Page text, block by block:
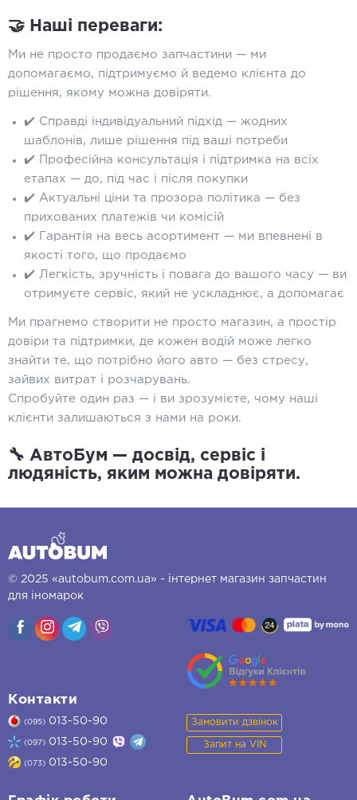
🤝 Наші переваги:
Ми не просто продаємо запчастини — ми
допомагаємо, підтримуємо й ведемо клієнта до
рішення, якому можна довіряти.
✔️ Справді індивідуальний підхід — жодних
шаблонів, лише рішення під ваші потреби
✔️ Професійна консультація і підтримка на всіх
етапах — до, під час і після покупки
✔️ Актуальні ціни та прозора політика — без
прихованих платежів чи комісій
✔️ Гарантія на весь асортимент — ми впевнені в
якості того, що продаємо
✔️ Легкість, зручність і повага до вашого часу — ви
отримуєте сервіс, який не ускладнює, а допомагає
Ми прагнемо створити не просто магазин, а простір
довіри та підтримки, де кожен водій може легко
знайти те, що потрібно його авто — без стресу,
зайвих витрат і розчарувань.
Спробуйте один раз — і ви зрозумієте, чому наші
клієнти залишаються з нами на роки.
🔧 АвтоБум — досвід, сервіс і
людяність, яким можна довіряти.
© 2025 «autobum.com.ua» - інтернет магазин запчастин
для іномарок
Контакти
(095) 013-50-90
(097) 013-50-90
(073) 013-50-90
Замовити дзвінок
Запит на VIN